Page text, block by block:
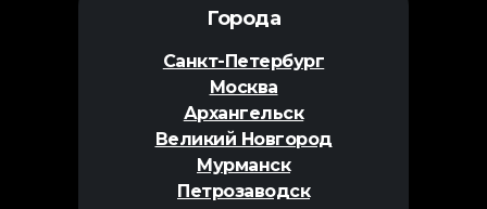
Города
Санкт-Петербург
Москва
Архангельск
Великий Новгород
Мурманск
Петрозаводск